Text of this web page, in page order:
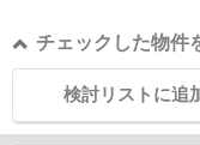
チェックした物件
検討リストに追